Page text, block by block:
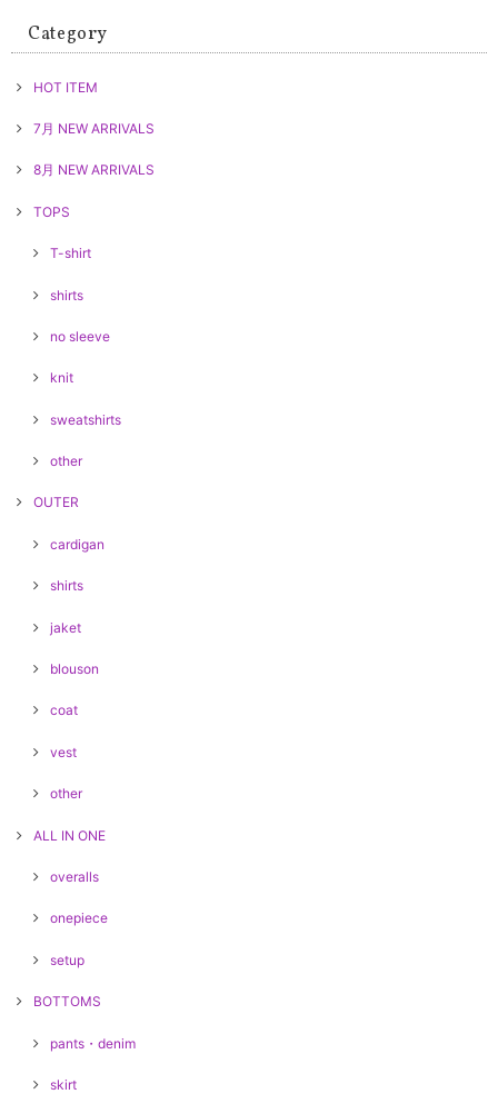
Category
HOT ITEM
7月 NEW ARRIVALS
8月 NEW ARRIVALS
TOPS
T-shirt
shirts
no sleeve
knit
sweatshirts
other
OUTER
cardigan
shirts
jaket
blouson
coat
vest
other
ALL IN ONE
overalls
onepiece
setup
BOTTOMS
pants・denim
skirt